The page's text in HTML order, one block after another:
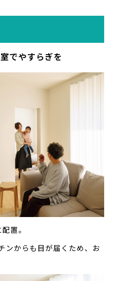
でやすらぎを
置。
ンからも目が届くため、お